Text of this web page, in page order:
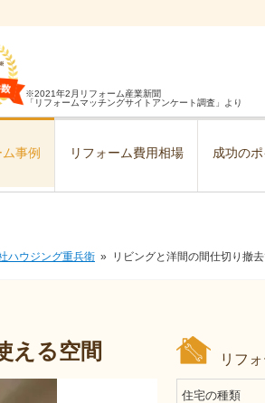
※2021年2月リフォーム産業新聞
「リフォームマッチングサイトアンケート調査」より
事例 リフォーム費用相場 成功のポ
ハウジング重兵衛 リビングと洋間の間仕切り撤
える空間 リフ
住宅の種類